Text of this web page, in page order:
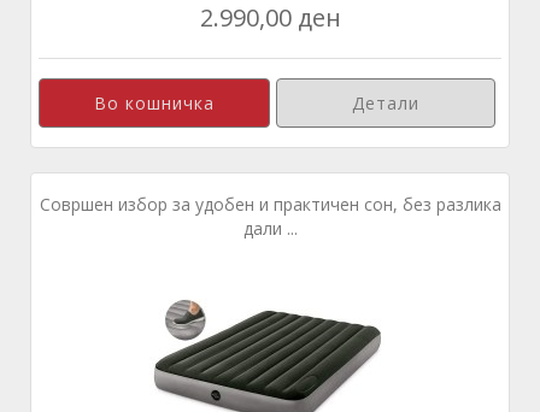
2.990,00 ден
Детали
Совршен избор за удобен и практичен сон, без разлика
дали ...